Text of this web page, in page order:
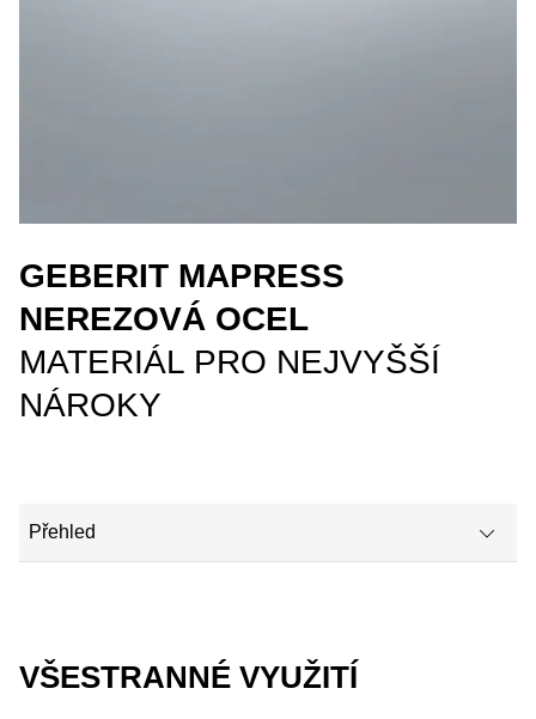
GEBERIT MAPRESS
NEREZOVÁ OCEL
MATERIÁL PRO NEJVYŠŠÍ
NÁROKY
Přehled
Výrobky
VŠESTRANNÉ VYUŽITÍ